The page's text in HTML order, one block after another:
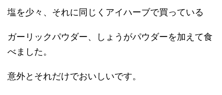
塩を少々、それに同じくアイハーブで買っている
ガーリックパウダー、しょうがパウダーを加えて食
べました。
意外とそれだけでおいしいです。